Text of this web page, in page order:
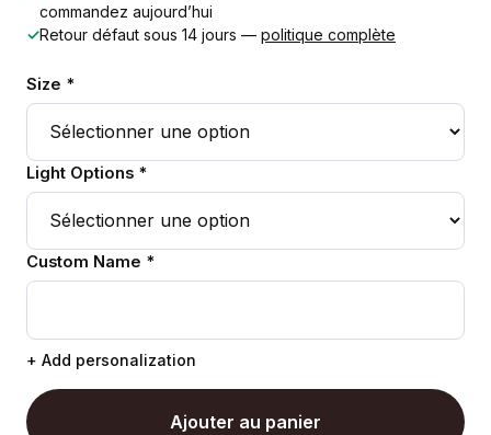
commandez aujourd’hui
✓Retour défaut sous 14 jours — politique complète
Size *
Light Options *
Custom Name *
+ Add personalization
Ajouter au panier